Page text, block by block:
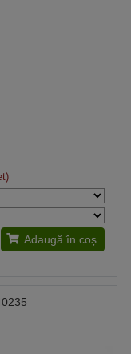
Adaugă în coș